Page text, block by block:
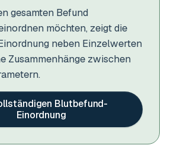
gesamten Befund
möchten, zeigt die
neben Einzelwerten
Zusammenhänge zwischen
Blutbefund-
Einordnung